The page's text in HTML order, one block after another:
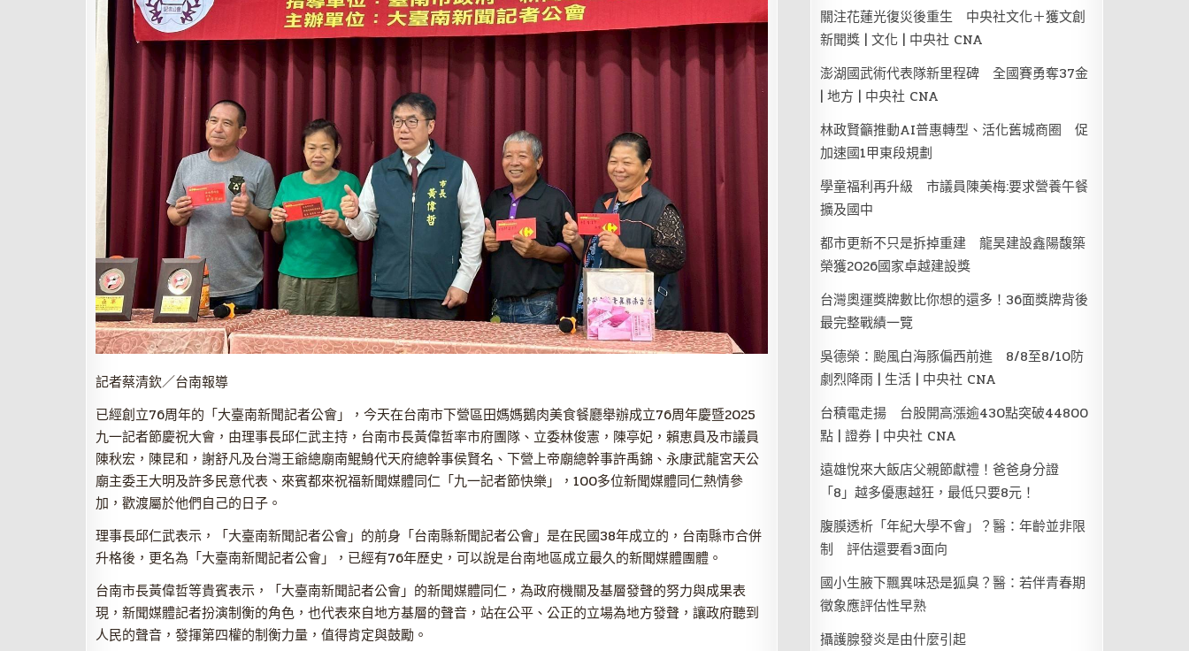
記者蔡清欽／台南報導
已經創立76周年的「大臺南新聞記者公會」，今天在台南市下營區田媽媽鵝肉美食餐廳舉辦成立76周年慶暨2025
九一記者節慶祝大會，由理事長邱仁武主持，台南市長黃偉哲率市府團隊、立委林俊憲，陳亭妃，賴恵員及市議員
陳秋宏，陳昆和，謝舒凡及台灣王爺總廟南鯤鯓代天府總幹事侯賢名、下營上帝廟總幹事許禹錦、永康武龍宮天公
廟主委王大明及許多民意代表、來賓都來祝福新聞媒體同仁「九一記者節快樂」，100多位新聞媒體同仁熱情參
加，歡渡屬於他們自己的日子。
理事長邱仁武表示，「大臺南新聞記者公會」的前身「台南縣新聞記者公會」是在民國38年成立的，台南縣市合併
升格後，更名為「大臺南新聞記者公會」，已經有76年歷史，可以說是台南地區成立最久的新聞媒體團體。
台南市長黃偉哲等貴賓表示，「大臺南新聞記者公會」的新聞媒體同仁，為政府機關及基層發聲的努力與成果表
現，新聞媒體記者扮演制衡的角色，也代表來自地方基層的聲音，站在公平、公正的立場為地方發聲，讓政府聽到
人民的聲音，發揮第四權的制衡力量，值得肯定與鼓勵。
關注花蓮光復災後重生 中央社文化＋獲文創
新聞獎 | 文化 | 中央社 CNA
澎湖國武術代表隊新里程碑 全國賽勇奪37金
| 地方 | 中央社 CNA
林政賢籲推動AI普惠轉型、活化舊城商圈 促
加速國1甲東段規劃
學童福利再升級 市議員陳美梅:要求營養午餐
擴及國中
都市更新不只是拆掉重建 龍昊建設鑫陽馥築
榮獲2026國家卓越建設獎
台灣奧運獎牌數比你想的還多！36面獎牌背後
最完整戰績一覽
吳德榮：颱風白海豚偏西前進 8/8至8/10防
劇烈降雨 | 生活 | 中央社 CNA
台積電走揚 台股開高漲逾430點突破44800
點 | 證券 | 中央社 CNA
遠雄悅來大飯店父親節獻禮！爸爸身分證
「8」越多優惠越狂，最低只要8元！
腹膜透析「年紀大學不會」？醫：年齡並非限
制 評估還要看3面向
國小生腋下飄異味恐是狐臭？醫：若伴青春期
徵象應評估性早熟
攝護腺發炎是由什麼引起